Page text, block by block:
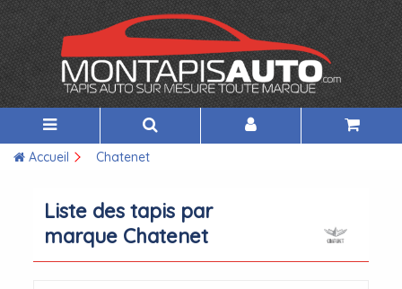
Accueil Chatenet
Liste des tapis par
marque Chatenet